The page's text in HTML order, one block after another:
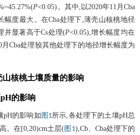
P<0.05)。其中,以2020年11月Cba
幅度最大。在Cba处理下,薄壳山核桃地径
并显著高于Cs处理(P<0.05),增长幅度均在
月Cba处理较其他处理下的地径增长幅度为
核桃土壤质量的影响
的影响
pH的影响如 图1所示,各处理下的土壤pH总
。在[0,20)cm土层(图1),Cb、Cba处理下的